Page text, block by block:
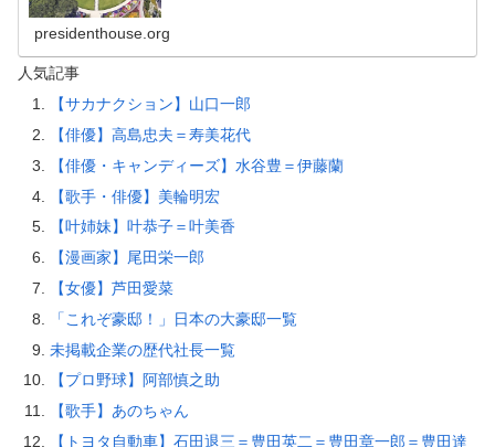
presidenthouse.org
人気記事
【サカナクション】山口一郎
【俳優】高島忠夫＝寿美花代
【俳優・キャンディーズ】水谷豊＝伊藤蘭
【歌手・俳優】美輪明宏
【叶姉妹】叶恭子＝叶美香
【漫画家】尾田栄一郎
【女優】芦田愛菜
「これぞ豪邸！」日本の大豪邸一覧
未掲載企業の歴代社長一覧
【プロ野球】阿部慎之助
【歌手】あのちゃん
【トヨタ自動車】石田退三＝豊田英二＝豊田章一郎＝豊田達